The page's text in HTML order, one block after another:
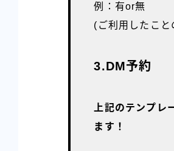
例：有or無
(ご利用したこ
3.DM予約
上記のテンプ
ます！